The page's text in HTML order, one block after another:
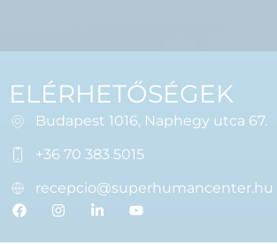
ELÉRHETŐSÉGEK
Budapest 1016, Naphegy utca 67.
+36 70 383 5015
recepcio@superhumancenter.hu
F
a
I
n
L
i
Y
o